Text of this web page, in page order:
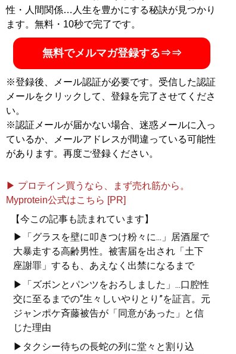
性・人間関係…人生を豊かにする秘訣が見つかり
ます。無料・10秒で完了です。
無料でメルマガ登録する⇒⇒
※登録後、メール認証が必要です。受信した認証
メールをクリックして、登録を完了させてくださ
い。
※認証メールが届かない場合、迷惑メールに入っ
ているか、メールアドレスが間違っている可能性
があります。再度ご登録ください。
▶ プロテイン買うなら、まず売れ筋から。
Myprotein公式はこちら [PR]
【今この記事も読まれています】
▶「グラスを壁に叩きつけ粉々に...」居酒屋で
大暴走する高齢男性。被害届を出され「土下
座謝罪」するも、あえなく出禁になるまで
▶「ズボンとパンツをおろしました」...口腔性
交に至るまでの“生々しいやりとり”を証言。元
ジャンポケ斉藤被告が「同意があった」と信
じた理由
▶タクシー待ちの長蛇の列に堂々と割り込